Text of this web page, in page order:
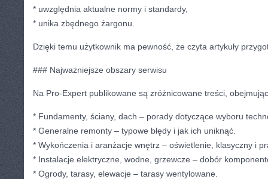
* uwzględnia aktualne normy i standardy,
* unika zbędnego żargonu.
Dzięki temu użytkownik ma pewność, że czyta artykuły
### Najważniejsze obszary serwisu
Na Pro-Expert publikowane są zróżnicowane treści,
* Fundamenty, ściany, dach – porady dotyczące wyboru
* Generalne remonty – typowe błędy i jak ich uniknąć.
* Wykończenia i aranżacje wnętrz – oświetlenie, klasyczny i
* Instalacje elektryczne, wodne, grzewcze – dobór
* Ogrody, tarasy, elewacje – tarasy wentylowane.